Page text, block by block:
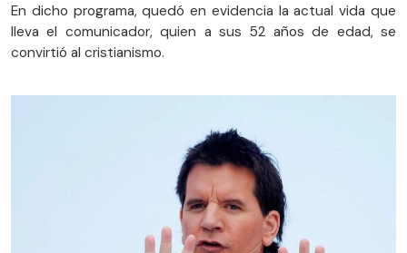
En dicho programa, quedó en evidencia la actual vida que
lleva el comunicador, quien a sus 52 años de edad, se
convirtió al cristianismo.